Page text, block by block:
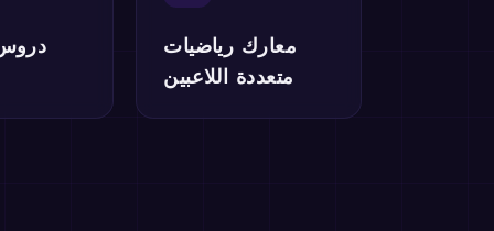
معارك رياضيات
متعددة اللاعبين